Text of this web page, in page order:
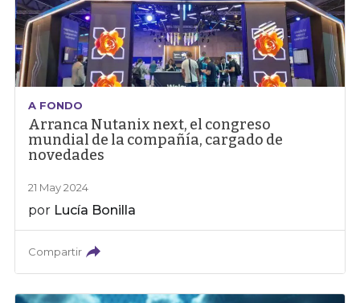
A FONDO
Arranca Nutanix next, el congreso
mundial de la compañía, cargado de
novedades
21 May 2024
por Lucía Bonilla
Compartir